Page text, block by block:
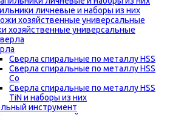
личневые и наборы из них
хозяйственные универсальные
Сверла спиральные по металлу HSS
Сверла спиральные по металлу HSS
Co
Сверла спиральные по металлу HSS
TiN и наборы из них
инструмент